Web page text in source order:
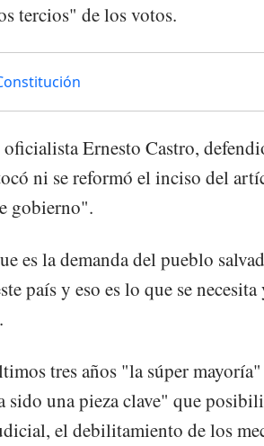
tercios" de los votos.
Ernesto Castro,
ni se reformó el inciso del
gobierno".
es la demanda del pueblo
país y eso es lo que se necesita
tres años "la súper
sido una pieza clave" que
el debilitamiento de los